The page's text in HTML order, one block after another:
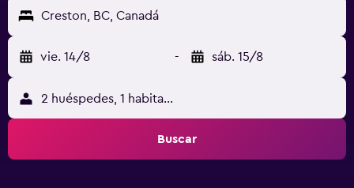
Creston, BC, Canadá
vie. 14/8 - sáb. 15/8
2 huéspedes, 1 habitación
Buscar